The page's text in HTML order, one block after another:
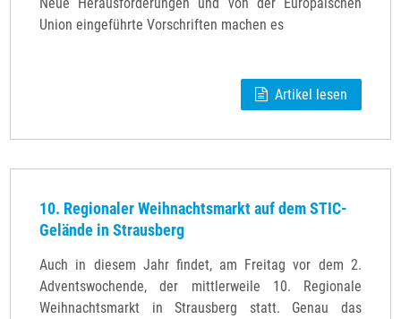
Union eingeführte Vorschriften machen es
Artikel lesen
10. Regionaler Weihnachtsmarkt auf dem STIC-
Gelände in Strausberg
Auch in diesem Jahr findet, am Freitag vor dem 2.
Adventswochende, der mittlerweile 10. Regionale
Weihnachtsmarkt in Strausberg statt. Genau das